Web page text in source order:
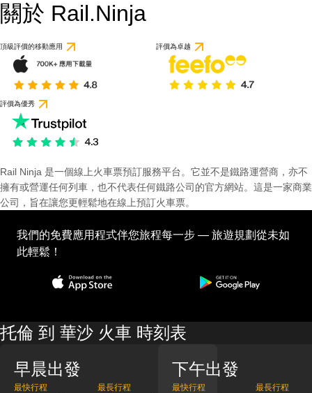
關於 Rail.Ninja
頂級評價的移動應用 評價為卓越
評價為優秀
Rail Ninja 是一個線上火車票預訂服務平台。它並不是鐵路運營商，亦不
擁有或營運任何列車，也不代表任何鐵路公司的官方網站。這是一家商業
公司，旨在讓您更輕鬆地在線上預訂火車票。
我們的免費應用程式伴您旅程每一步 — 旅遊規劃從未如
此輕鬆！
托倫 到 華沙 火車 時刻表
早晨出發
最快行程 最長行程
下午出發
最快行程 最長行程